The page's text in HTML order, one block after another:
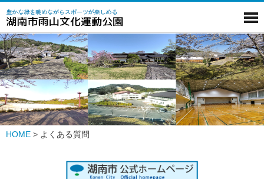
HOME > よくある質問